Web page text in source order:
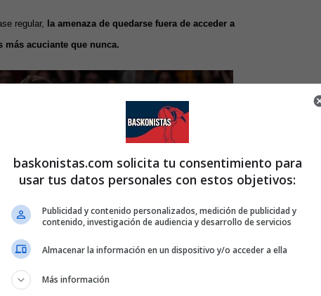
regular, la amenaza de quedarse fuera de acceder a
acuciante que nunca.
baskonistas.com solicita tu consentimiento para
usar tus datos personales con estos objetivos:
Publicidad y contenido personalizados, medición de publicidad y
contenido, investigación de audiencia y desarrollo de servicios
Almacenar la información en un dispositivo y/o acceder a ella
Más información